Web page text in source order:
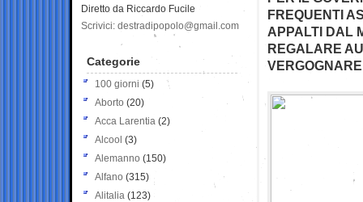
FREQUENTI
APPALTI DAL
REGALARE
Diretto da Riccardo Fucile
Scrivici: destradipopolo@gmail.com
Categorie
100 giorni (5)
Aborto (20)
Acca Larentia (2)
Alcool (3)
Alemanno (150)
Alfano (315)
Alitalia (123)